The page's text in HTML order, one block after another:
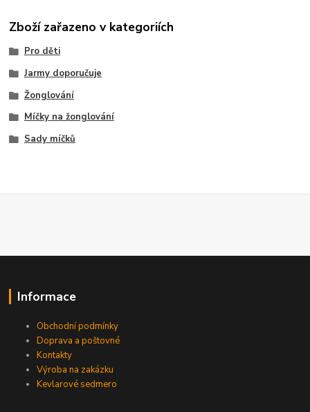
Zboží zařazeno v kategoriích
Pro děti
Jarmy doporučuje
Žonglování
Míčky na žonglování
Sady míčků
Informace
Obchodní podmínky
Doprava a poštovné
Kontakty
Výroba na zakázku
Kevlarové sedmero